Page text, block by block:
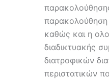
καθώς και η
διαδικτυακής
διατροφικών
περιστατικών